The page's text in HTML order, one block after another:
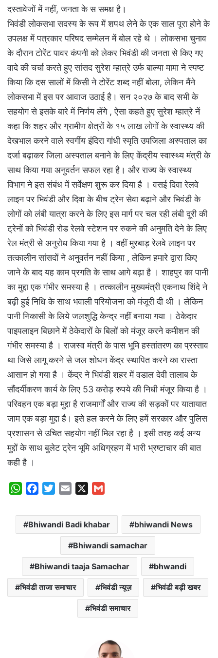
दस्तावेजों में नहीं, जनता के स समक्ष है।
भिवंडी लोकसभा सदस्य के रूप में शपथ लेने के एक साल पूरा होने के
उपलक्ष में पत्रकार परिषद सम्मेलन में बोल रहे थे । लोकसभा चुनाव
के दौरान टोरेंट पावर कंपनी को लेकर भिवंडी की जनता से किए गए
वादे की चर्चा करते हुए सांसद सुरेश म्हात्रे उर्फ बाल्या मामा ने स्पष्ट
किया कि दस सालों में किसी ने टोरेंट शब्द नहीं बोला, लेकिन मैंने
लोकसभा में इस पर आवाज उठाई है। सन २०२७ के बाद सभी के
सहयोग से इसके बारे में निर्णय लेंगे , ऐसा कहते हुए सुरेश म्हात्रे नें
कहा कि शहर और ग्रामीण क्षेत्रों के १५ लाख लोगों के स्वास्थ्य की
देखभाल करने वाले स्वर्गीय इंदिरा गांधी स्मृति उपजिला अस्पताल का
दर्जा बढ़ाकर जिला अस्पताल बनाने के लिए केंद्रीय स्वास्थ्य मंत्री के
साथ किया गया अनुवर्तन सफल रहा है। और राज्य के स्वास्थ्य
विभाग ने इस संबंध में सर्वेक्षण शुरू कर दिया है । वसई दिवा रेलवे
लाइन पर भिवंडी और दिवा के बीच ट्रेन सेवा बढ़ाने और भिवंडी के
लोगों को लंबी यात्रा करने के लिए इस मार्ग पर चल रही लंबी दूरी की
ट्रेनों को भिवंडी रोड रेलवे स्टेशन पर रुकने की अनुमति देने के लिए
रेल मंत्री से अनुरोध किया गया है । वहीं मुरबाड़ रेलवे लाइन पर
तत्कालीन सांसदों ने अनुवर्तन नहीं किया , लेकिन हमारे द्वारा किए
जाने के बाद यह काम प्रगति के साथ आगे बढ़ा है । शाहपुर का पानी
का मुद्दा एक गंभीर समस्या है । तत्कालीन मुख्यमंत्री एकनाथ शिंदे ने
बढ़ी हुई निधि के साथ भवाली परियोजना को मंजूरी दी थी । लेकिन
पानी निकासी के लिये जलशुद्धि केन्द्र नहीं बनाया गया । ठेकेदार
पाइपलाइन बिछाने में ठेकेदारों के बिलों को मंजूर करने कमीशन की
गंभीर समस्या है । राजस्व मंत्री के पास भूमि हस्तांतरण का प्रस्ताव
था जिसे लागू करने से जल शोधन केंद्र स्थापित करने का रास्ता
आसान हो गया है । केंद्र ने भिवंडी शहर में वडाल देवी तालाब के
सौंदर्यीकरण कार्य के लिए 53 करोड़ रुपये की निधी मंजूर किया है ।
परिवहन एक बड़ा मुद्दा है राजमार्गों और राज्य की सड़कों पर यातायात
जाम एक बड़ा मुद्दा है। इसे हल करने के लिए हमें सरकार और पुलिस
प्रशासन से उचित सहयोग नहीं मिल रहा है । इसी तरह कई अन्य
मुद्दों के साथ बुलेट ट्रेन भूमि अधिग्रहण में भारी भ्रष्टाचार की बात
कही है ।
W
a
t
p
c
e
o
k
i
t
r
a
i
l
a
i
l
Bhiwandi Badi khabar bhiwandi News
Bhiwandi samachar
Bhiwandi taaja Samachar bhwandi
भिवंडी ताजा समाचार भिवंडी न्यूज़ भिवंडी बड़ी खबर
भिवंडी समाचार